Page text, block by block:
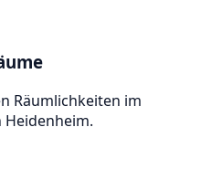
Räumlichkeiten im
Heidenheim.